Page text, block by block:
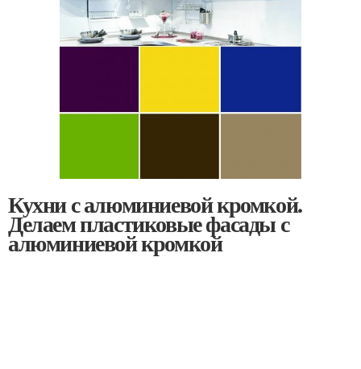
Кухни с алюминиевой кромкой.
Делаем пластиковые фасады с
алюминиевой кромкой